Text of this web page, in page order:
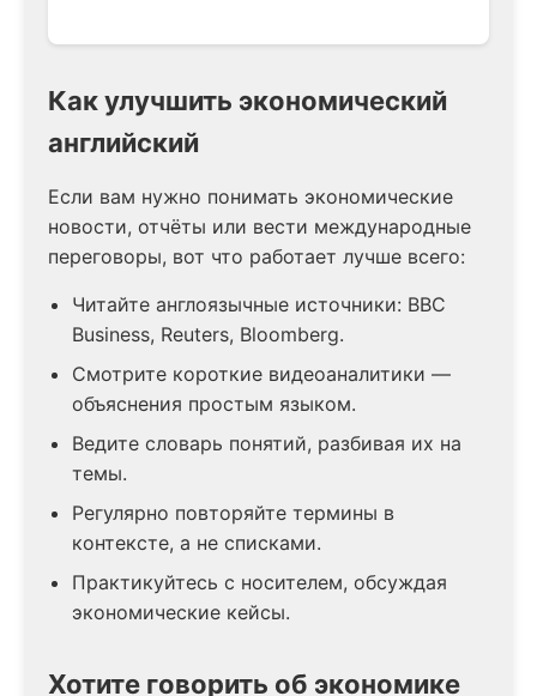
Как улучшить экономический
английский
Если вам нужно понимать экономические
новости, отчёты или вести международные
переговоры, вот что работает лучше всего:
Читайте англоязычные источники: BBC
Business, Reuters, Bloomberg.
Смотрите короткие видеоаналитики —
объяснения простым языком.
Ведите словарь понятий, разбивая их на
темы.
Регулярно повторяйте термины в
контексте, а не списками.
Практикуйтесь с носителем, обсуждая
экономические кейсы.
Хотите говорить об экономике